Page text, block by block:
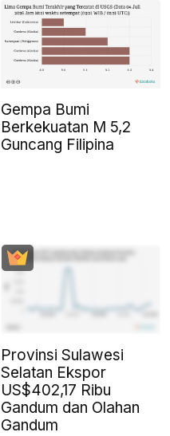
Gempa Bumi
Berkekuatan M 5,2
Guncang Filipina
Provinsi Sulawesi
Selatan Ekspor
US$402,17 Ribu
Gandum dan Olahan
Gandum